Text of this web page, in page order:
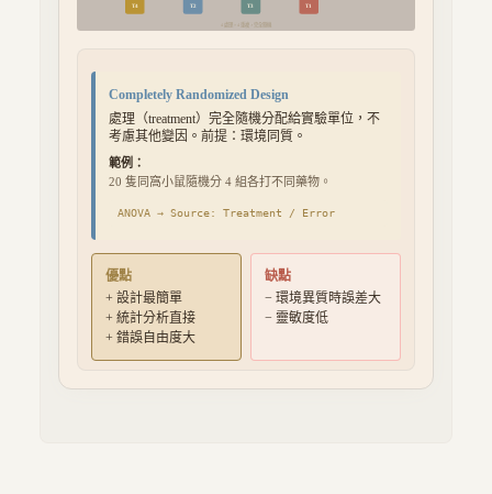
T4 T2 T3 T1
4 處理 × 4 重複，完全隨機
Completely Randomized Design
處理（treatment）完全隨機分配給實驗單位，不
考慮其他變因。前提：環境同質。
範例：
20 隻同窩小鼠隨機分 4 組各打不同藥物。
ANOVA → Source: Treatment / Error
優點
+ 設計最簡單
+ 統計分析直接
+ 錯誤自由度大
缺點
− 環境異質時誤差大
− 靈敏度低